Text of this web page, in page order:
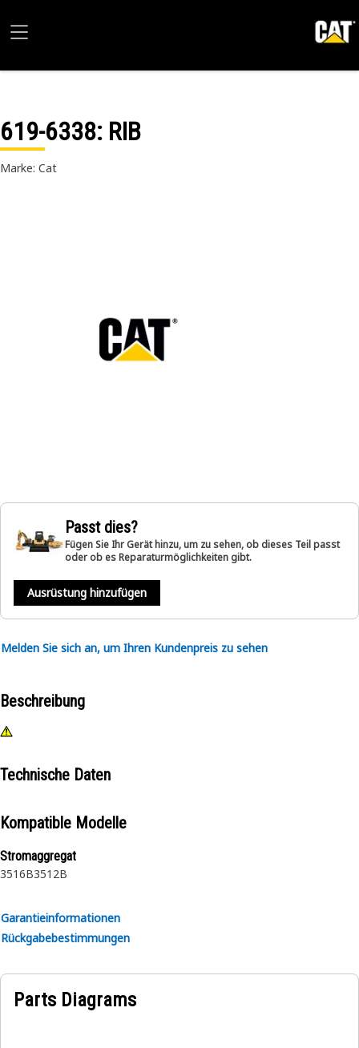
619-6338: RIB
Marke: Cat
Passt dies?
Fügen Sie Ihr Gerät hinzu, um zu sehen, ob dieses Teil passt
oder ob es Reparaturmöglichkeiten gibt.
Ausrüstung hinzufügen
Melden Sie sich an, um Ihren Kundenpreis zu sehen
Beschreibung
Technische Daten
Kompatible Modelle
Stromaggregat
3516B3512B
Garantieinformationen
Rückgabebestimmungen
Parts Diagrams